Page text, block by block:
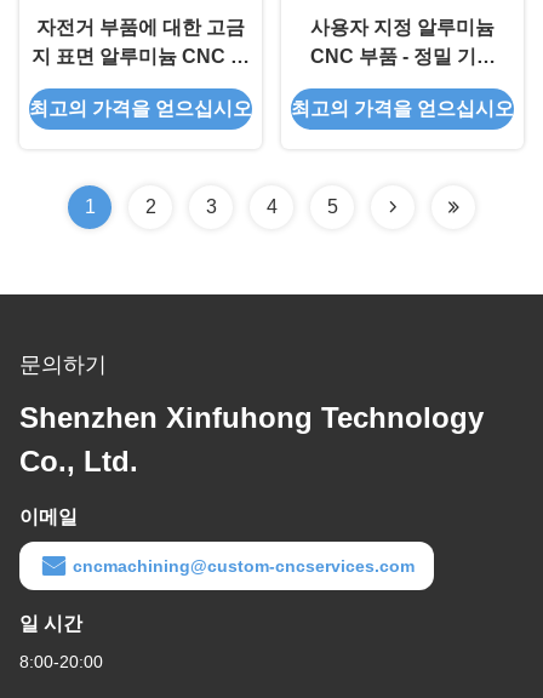
자전거 부품에 대한 고금
지 표면 알루미늄 CNC 부
품
최고의 가격을 얻으십시오
사용자 지정 알루미늄
CNC 부품 - 정밀 기계
CNC 제조 ISO 9001:2015
인증 OEM
최고의 가격을 얻으십시오
1 2 3 4 5
문의하기
Shenzhen Xinfuhong Technology
Co., Ltd.
이메일
cncmachining@custom-cncservices.com
일 시간
8:00-20:00